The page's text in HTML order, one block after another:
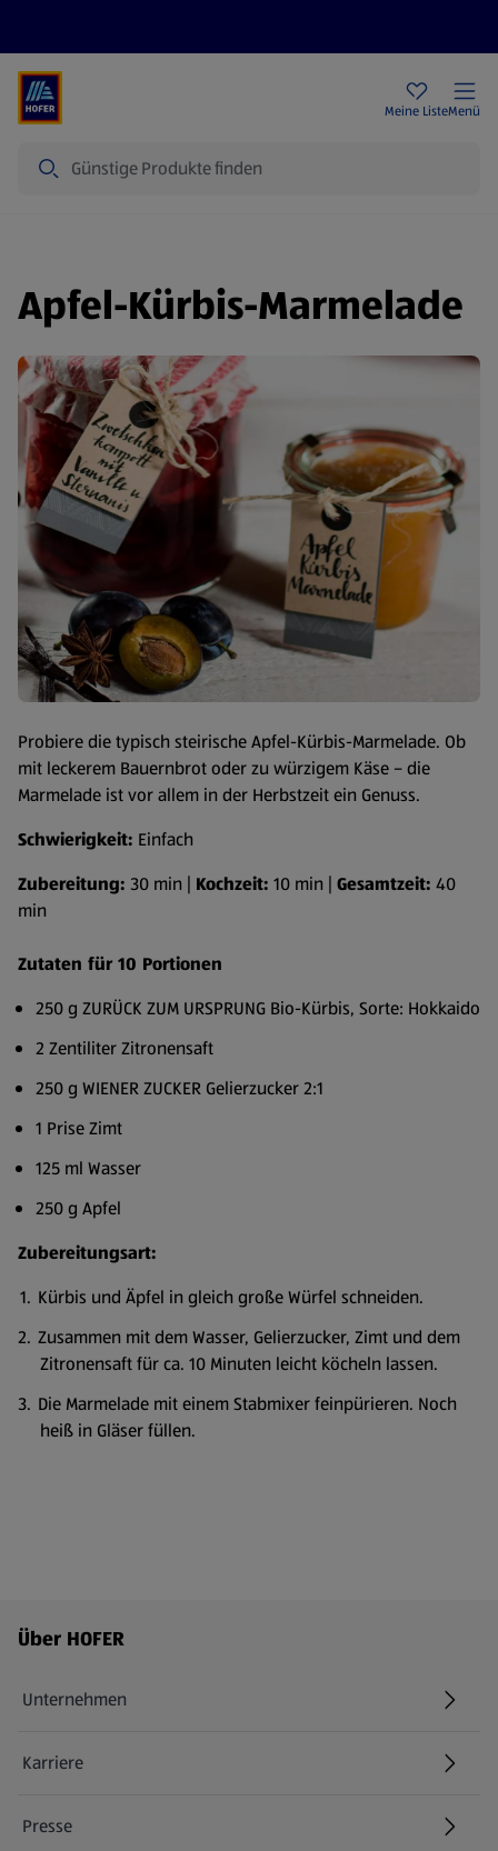
Meine ListeMenü
Apfel-Kürbis-Marmelade
Probiere die typisch steirische Apfel-Kürbis-Marmelade. Ob
mit leckerem Bauernbrot oder zu würzigem Käse – die
Marmelade ist vor allem in der Herbstzeit ein Genuss.
Schwierigkeit: Einfach
Zubereitung: 30 min | Kochzeit: 10 min | Gesamtzeit: 40
min
Zutaten für 10 Portionen
250 g ZURÜCK ZUM URSPRUNG Bio-Kürbis, Sorte: Hokkaido
2 Zentiliter Zitronensaft
250 g WIENER ZUCKER Gelierzucker 2:1
1 Prise Zimt
125 ml Wasser
250 g Apfel
Zubereitungsart:
Kürbis und Äpfel in gleich große Würfel schneiden.
Zusammen mit dem Wasser, Gelierzucker, Zimt und dem
Zitronensaft für ca. 10 Minuten leicht köcheln lassen.
Die Marmelade mit einem Stabmixer feinpürieren. Noch
heiß in Gläser füllen.
Fußzeilenmenü - weitere Links
Über HOFER
Unternehmen
Karriere
(öffnet in einem neuen Tab)
Presse